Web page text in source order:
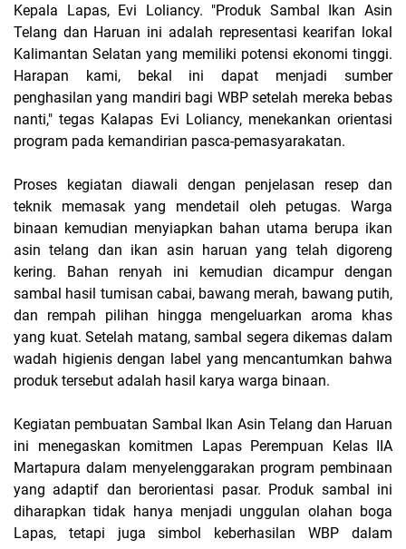
Kepala Lapas, Evi Loliancy. "Produk Sambal Ikan Asin
Telang dan Haruan ini adalah representasi kearifan lokal
Kalimantan Selatan yang memiliki potensi ekonomi tinggi.
Harapan kami, bekal ini dapat menjadi sumber
penghasilan yang mandiri bagi WBP setelah mereka bebas
nanti," tegas Kalapas Evi Loliancy, menekankan orientasi
program pada kemandirian pasca-pemasyarakatan.
Proses kegiatan diawali dengan penjelasan resep dan
teknik memasak yang mendetail oleh petugas. Warga
binaan kemudian menyiapkan bahan utama berupa ikan
asin telang dan ikan asin haruan yang telah digoreng
kering. Bahan renyah ini kemudian dicampur dengan
sambal hasil tumisan cabai, bawang merah, bawang putih,
dan rempah pilihan hingga mengeluarkan aroma khas
yang kuat. Setelah matang, sambal segera dikemas dalam
wadah higienis dengan label yang mencantumkan bahwa
produk tersebut adalah hasil karya warga binaan.
Kegiatan pembuatan Sambal Ikan Asin Telang dan Haruan
ini menegaskan komitmen Lapas Perempuan Kelas IIA
Martapura dalam menyelenggarakan program pembinaan
yang adaptif dan berorientasi pasar. Produk sambal ini
diharapkan tidak hanya menjadi unggulan olahan boga
Lapas, tetapi juga simbol keberhasilan WBP dalam